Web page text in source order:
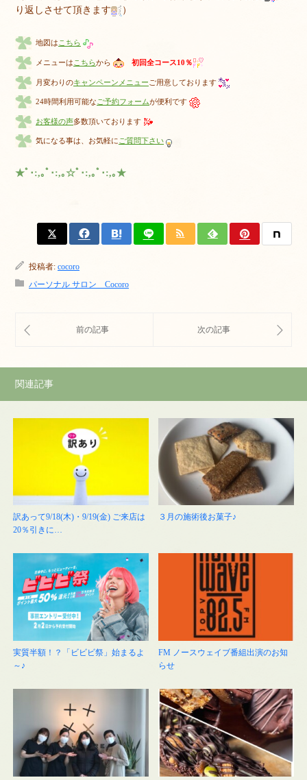
り返しさせて頂きます
）
地図はこちら
メニューは こちらから 初回全コース10％
月変わりのキャンペーンメニュー ご用意しております
24時間利用可能な ご予約フォームが便利です
お客様の声多数頂いております
気になる事は、お気軽にご質問下さい
★ﾟ･:,｡ﾟ･:,｡☆ﾟ･:,｡ﾟ･:,｡★
投稿者: cocoro
パーソナル サロン Cocoro
関連記事
訳あって9/18(木)・9/19(金) ご来店は
20％引きに…
３月の施術後お菓子♪
実質半額！？「ビビビ祭」始まるよ
～♪
FM ノースウェイブ番組出演のお知
らせ